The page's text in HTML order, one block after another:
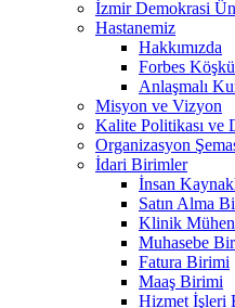
İzmir Demokrasi
Hastanemiz
Hakkımızda
Forbes Köşkü
Anlaşmalı
Misyon ve Vizyon
Kalite Politikası ve
Organizasyon
İdari Birimler
İnsan
Satın Alma
Klinik
Muhasebe
Fatura Birimi
Maaş Birimi
Hizmet İşleri